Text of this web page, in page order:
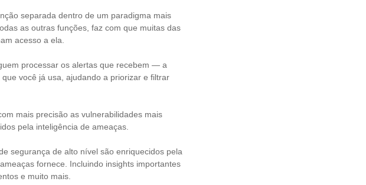
separada dentro de um paradigma mais
as outras funções, faz com que muitas das
acesso a ela.
processar os alertas que recebem — a
você já usa, ajudando a priorizar e filtrar
mais precisão as vulnerabilidades mais
pela inteligência de ameaças.
segurança de alto nível são enriquecidos pela
fornece. Incluindo insights importantes
e muito mais.